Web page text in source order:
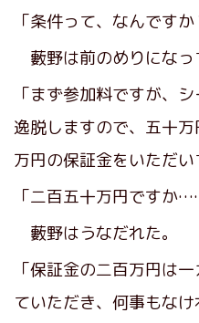
「条件って、なんですか
藪野は前のめりになっ
「まず参加料ですが、
逸脱しますので、五十
万円の保証金をいただい
「二百五十万円ですか
藪野はうなだれた。
「保証金の二百万円は
ていただき、何事もな